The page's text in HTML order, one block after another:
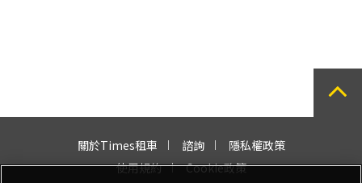
關於Times租車 諮詢
隱私權政策
使用規約
Cookie政策